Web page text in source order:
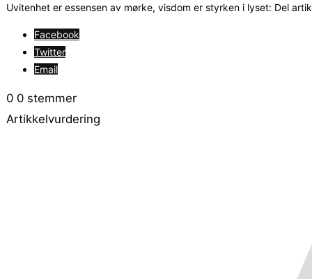
Uvitenhet er essensen av mørke, visdom er styrken i lyset: Del
Facebook
Twitter
Email
0 0 stemmer
Artikkelvurdering